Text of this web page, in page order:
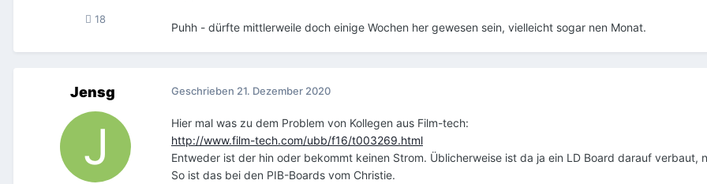
18
Puhh - dürfte mittlerweile doch einige Wochen her gewesen sein, vielleicht sogar nen Monat.
Jensg Geschrieben 21. Dezember 2020
Hier mal was zu dem Problem von Kollegen aus Film-tech:
http://www.film-tech.com/ubb/f16/t003269.html
Entweder ist der hin oder bekommt keinen Strom. Üblicherweise ist da ja ein LD Board darauf verbaut,
So ist das bei den PIB-Boards vom Christie.